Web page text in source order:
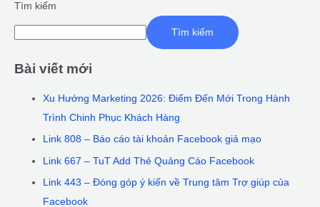
Tìm kiếm
Tìm kiếm
Bài viết mới
Xu Hướng Marketing 2026: Điểm Đến Mới Trong Hành
Trình Chinh Phục Khách Hàng
Link 808 – Báo cáo tài khoản Facebook giả mạo
Link 667 – TuT Add Thẻ Quảng Cáo Facebook
Link 443 – Đóng góp ý kiến về Trung tâm Trợ giúp của
Facebook